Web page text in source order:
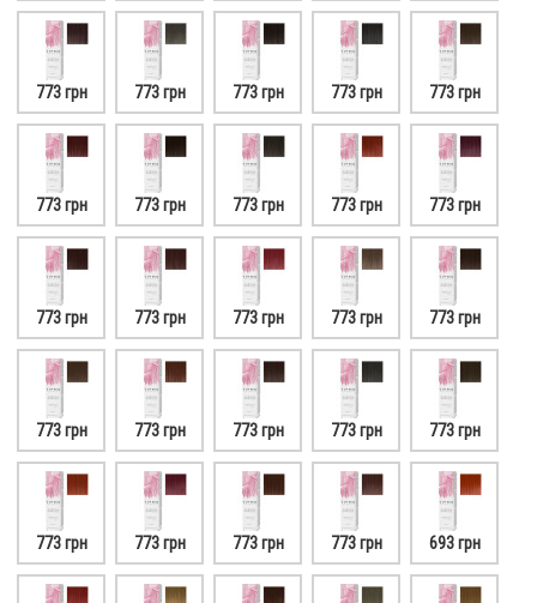
773 грн 773 грн 773 грн 773 грн 773 грн
773 грн 773 грн 773 грн 773 грн 773 грн
773 грн 773 грн 773 грн 773 грн 773 грн
773 грн 773 грн 773 грн 773 грн 773 грн
773 грн 773 грн 773 грн 773 грн 693 грн